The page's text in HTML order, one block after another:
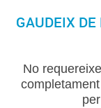
GAUDEIX
No